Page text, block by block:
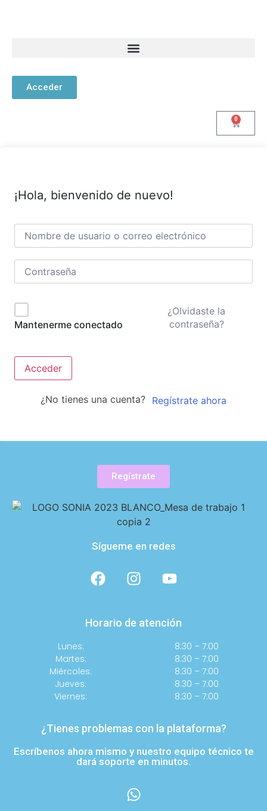
Acceder
0
¡Hola, bienvenido de nuevo!
Mantenerme conectado
¿Olvidaste la
contraseña?
Acceder
¿No tienes una cuenta? Regístrate ahora
Regístrate
Sígueme en redes
Horario de atención
Lunes:
Martes:
Miércoles:
Jueves:
Viernes:
8:30 – 7:00
8:30 – 7:00
8:30 – 7:00
8:30 – 7:00
8:30 – 7:00
¿Tienes problemas con la plataforma?
Escríbenos ahora mismo y nuestro equipo técnico te
dará soporte en minutos.